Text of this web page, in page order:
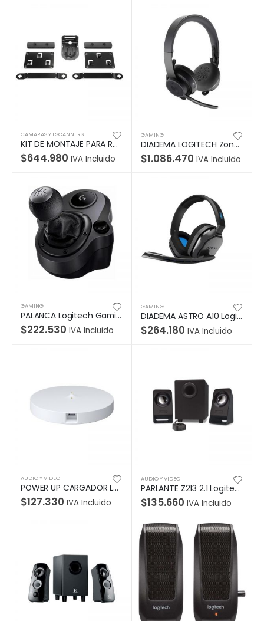
CAMARAS Y ESCANNERS
KIT DE MONTAJE PARA RALLY Logitech Corporativo Fija la Cámara Rally En La Pared o Cerca Del Techo Permite montarla de forma segura Garantía 2Años-NEGRO
$644.980 IVA Incluido
GAMING
DIADEMA LOGITECH Zone Wireless Microsoft Teams- Bluetooth USB
$1.086.470 IVA Incluido
GAMING
PALANCA Logitech Gaming Para Cambio De Velocidades USB Para Timón G29 y G920 Compatible Play/XBOX/PC Garantía 2Años-NEGRO
$222.530 IVA Incluido
GAMING
DIADEMA ASTRO A10 Logitech Gaming Alámbrica Plug3.5mm/USB PlayStation 4 Micrófono Cancela ruido Cable 2Metros Garantía 1Año-NEGRA-AZUL
$264.180 IVA Incluido
AUDIO Y VIDEO
POWER UP CARGADOR Logitech Ultimate Ears PARA BOOM 3 Y MEGABOOM 3 Conexión USB Garantía 1Año-BLANCO
$127.330 IVA Incluido
AUDIO Y VIDEO
PARLANTE Z213 2.1 Logitech Potencia 7W Subwoofer 4W Plug 3.5mm Compatible PC-Cell-Tablet Sonido Estéreo Nítido Garantía 2Años-NEGRO
$135.660 IVA Incluido